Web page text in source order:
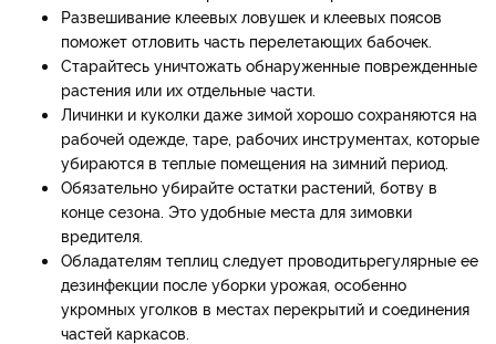
Развешивание клеевых ловушек и клеевых поясов
поможет отловить часть перелетающих бабочек.
Старайтесь уничтожать обнаруженные поврежденные
растения или их отдельные части.
Личинки и куколки даже зимой хорошо сохраняются на
рабочей одежде, таре, рабочих инструментах, которые
убираются в теплые помещения на зимний период.
Обязательно убирайте остатки растений, ботву в
конце сезона. Это удобные места для зимовки
вредителя.
Обладателям теплиц следует проводитьрегулярные ее
дезинфекции после уборки урожая, особенно
укромных уголков в местах перекрытий и соединения
частей каркасов.